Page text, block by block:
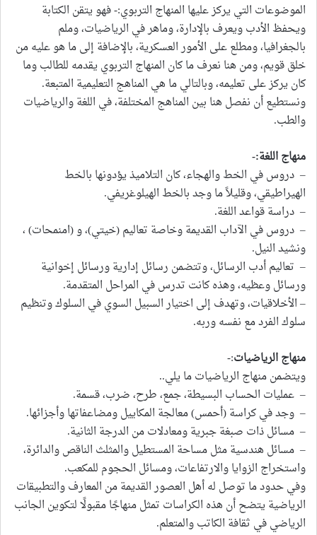
الموضوعات التي يركز عليها المنهاج التربوي:- فهو يتقن الكتابة
ويحفظ الأدب ويعرف بالإدارة، وماهر في الرياضيات، وملم
بالجغرافيا، ومطلع على الأمور العسكرية، بالإضافة إلى ما هو عليه من
خلق قويم، ومن هنا نعرف ما كان المنهاج التربوي يقدمه للطالب وما
كان يركز على تعليمه، وبالتالي ما هي المناهج التعليمية المتبعة.
ونستطيع أن نفصل هنا بين المناهج المختلفة، في اللغة والرياضيات
والطب.
منهاج اللغة:-
– دروس في الخط والهجاء، كان التلاميذ يؤدونها بالخط
الهيراطيقي، وقليلاً ما وجد بالخط الهيلوغريفي.
– دراسة قواعد اللغة.
– دروس في الآداب القديمة وخاصة تعاليم (خيتي)، و (امنمحات) ،
ونشيد النيل.
– تعاليم أدب الرسائل، وتتضمن رسائل إدارية ورسائل إخوانية
ورسائل وعظيه، وهذه كانت تدرس في المراحل المتقدمة.
– الأخلاقيات، وتهدف إلى اختيار السبيل السوي في السلوك وتنظيم
سلوك الفرد مع نفسه وربه.
منهاج الرياضيات:-
ويتضمن منهاج الرياضيات ما يلي..
– عمليات الحساب البسيطة، جمع، طرح، ضرب، قسمة.
– وجد في كراسة (أحمس) معالجة المكاييل ومضاعفاتها وأجزائها.
– مسائل ذات صبغة جبرية ومعادلات من الدرجة الثانية.
– مسائل هندسية مثل مساحة المستطيل والمثلث الناقص والدائرة،
واستخراج الزوايا والارتفاعات، ومسائل الحجوم للمكعب.
وفي حدود ما توصل له أهل العصور القديمة من المعارف والتطبيقات
الرياضية يتضح أن هذه الكراسات تمثل منهاجًا مقبولًا لتكوين الجانب
الرياضي في ثقافة الكاتب والمتعلم.